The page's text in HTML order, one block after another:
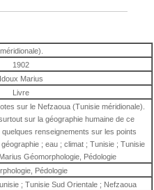
1902
Idoux Marius
Livre
sur le Nefzaoua (Tunisie méridionale).
sur la géographie humaine de ce
renseignements sur les points
; eau ; climat ; Tunisie ; Tunisie
Géomorphologie, Pédologie
Pédologie
; Tunisie Sud Orientale ; Nefzaoua